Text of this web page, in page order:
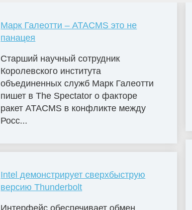
Марк Галеотти – ATACMS это не
панацея
Старший научный сотрудник
Королевского института
объединенных служб Марк Галеотти
пишет в The Spectator о факторе
ракет ATACMS в конфликте между
Росс...
Intel демонстрирует сверхбыструю
версию Thunderbolt
Интерфейс обеспечивает обмен